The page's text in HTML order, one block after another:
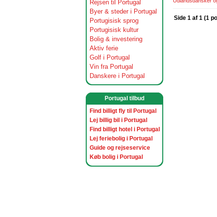
Rejsen til Portugal
Byer & steder i Portugal
Portugisisk sprog
Portugisisk kultur
Bolig & investering
Aktiv ferie
Golf i Portugal
Vin fra Portugal
Danskere i Portugal
Portugal tilbud
Find billigt fly til Portugal
Lej billig bil i Portugal
Find billigt hotel i Portugal
Lej feriebolig i Portugal
Guide og rejseservice
Køb bolig i Portugal
Side 1 af 1 (1